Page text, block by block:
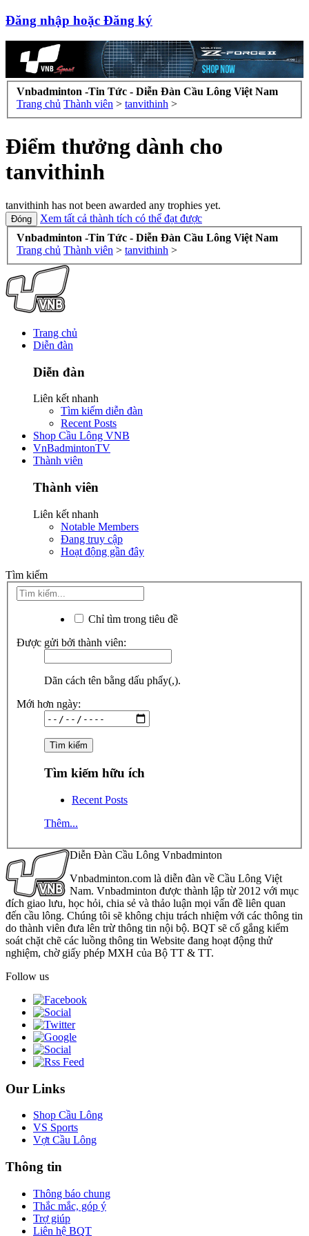
Đăng nhập hoặc Đăng ký
Vnbadminton -Tin Tức - Diễn Đàn Cầu Lông Việt Nam
Trang chủ Thành viên > tanvithinh >
Điểm thưởng dành cho
tanvithinh
tanvithinh has not been awarded any trophies yet.
Xem tất cả thành tích có thể đạt được
Vnbadminton -Tin Tức - Diễn Đàn Cầu Lông Việt Nam
Trang chủ Thành viên > tanvithinh >
Trang chủ
Diễn đàn
Diễn đàn
Liên kết nhanh
Tìm kiếm diễn đàn
Recent Posts
Shop Cầu Lông VNB
VnBadmintonTV
Thành viên
Thành viên
Liên kết nhanh
Notable Members
Đang truy cập
Hoạt động gần đây
Tìm kiếm
Chỉ tìm trong tiêu đề
Được gửi bởi thành viên:
Dãn cách tên bằng dấu phẩy(,).
Mới hơn ngày:
Tìm kiếm hữu ích
Recent Posts
Thêm...
Diễn Đàn Cầu Lông Vnbadminton
Vnbadminton.com là diễn đàn về Cầu Lông Việt
Nam. Vnbadminton được thành lập từ 2012 với mục
đích giao lưu, học hỏi, chia sẻ và thảo luận mọi vấn đề liên quan
đến cầu lông. Chúng tôi sẽ không chịu trách nhiệm với các thông tin
do thành viên đưa lên trừ thông tin nội bộ. BQT sẽ cố gắng kiểm
soát chặt chẽ các luồng thông tin Website đang hoạt động thử
nghiệm, chờ giấy phép MXH của Bộ TT & TT.
Follow us
Our Links
Shop Cầu Lông
VS Sports
Vợt Cầu Lông
Thông tin
Thông báo chung
Thắc mắc, góp ý
Trợ giúp
Liên hệ BQT